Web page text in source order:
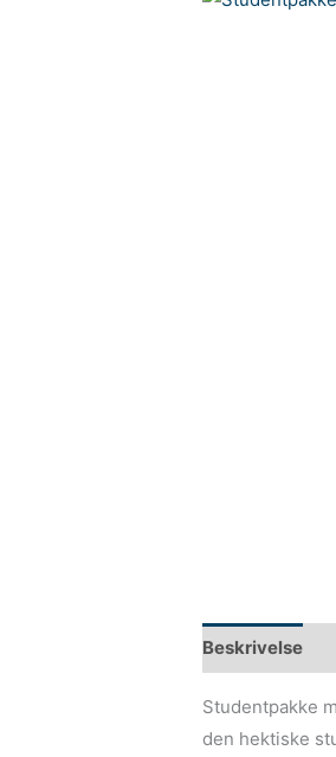
Beskrivelse
Studentpakke
den hektiske